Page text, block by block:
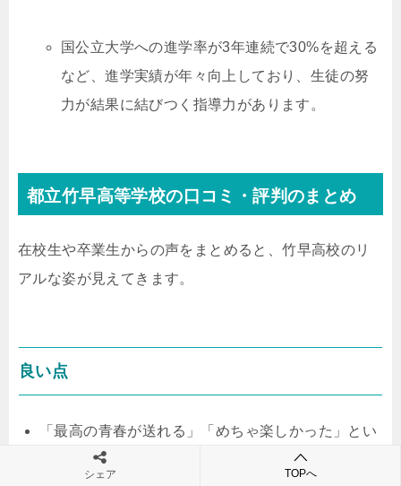
国公立大学への進学率が3年連続で30%を超える
など、進学実績が年々向上しており、生徒の努
力が結果に結びつく指導力があります。
都立竹早高等学校の口コミ・評判のまとめ
在校生や卒業生からの声をまとめると、竹早高校のリ
アルな姿が見えてきます。
良い点
「最高の青春が送れる」「めちゃ楽しかった」とい
った声が多く、充実した学校生活への満足度が非常
シェア TOPへ